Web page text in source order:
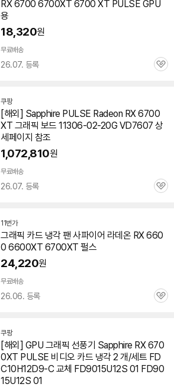
RX 6700 6700XT 6700 XT PULSE GPU
용
18,320원
무료배송
26.07. 등록
관
쿠팡
[해외] Sapphire PULSE Radeon RX 6700
XT 그래픽 보드 11306-02-20G VD7607 상
세페이지 참조
1,072,810원
무료배송
26.07. 등록
관
11번가
그래픽 카드 냉각 팬 사파이어 라데온 RX 660
0 6600XT 6700XT 펄스
24,220원
무료배송
26.06. 등록
관
쿠팡
[해외] GPU 그래픽 선풍기 Sapphire RX670
0XT PULSE 비디오 카드 냉각 2 개/세트 FD
C10H12D9-C 교체 FD9015U12S 01 FD90
15U12S 01